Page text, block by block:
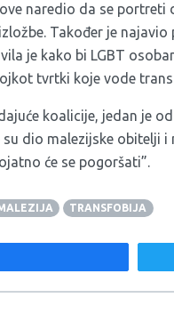
naredio da se portreti
Također je
je kako bi LGBT
tvrtki koje vode
koalicije, jedan je
su dio malezijske obitelji
će se pogoršati”.
TRANSFOBIJA